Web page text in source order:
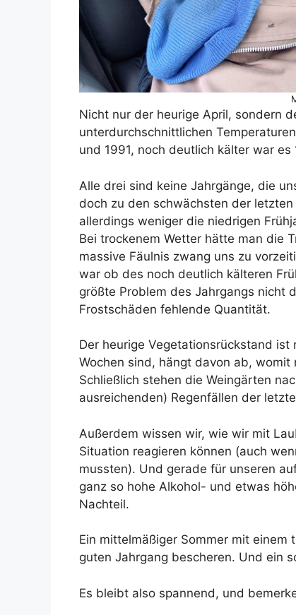
Nicht nur der heurige April, sondern
unterdurchschnittlichen
und 1991, noch deutlich kälter war es
Alle drei sind keine Jahrgänge, die
doch zu den schwächsten der
allerdings weniger die niedrigen
Bei trockenem Wetter hätte man die
massive Fäulnis zwang uns zu
war ob des noch deutlich kälteren
größte Problem des Jahrgangs nicht
Frostschäden fehlende Quantität.
Der heurige Vegetationsrückstand
Wochen sind, hängt davon ab,
Schließlich stehen die Weingärten
ausreichenden) Regenfällen der
Außerdem wissen wir, wie wir mit
Situation reagieren können (auch
mussten). Und gerade für unseren
ganz so hohe Alkohol- und etwas
Nachteil.
Ein mittelmäßiger Sommer mit
guten Jahrgang bescheren. Und ein
Es bleibt also spannend, und